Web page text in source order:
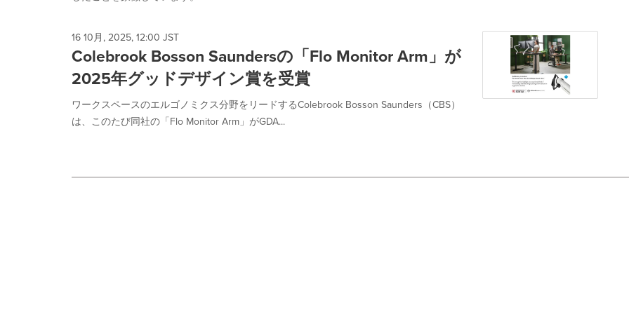
16 10月, 2025, 12:00 JST
Colebrook Bosson Saundersの「Flo Monitor Arm」が
2025年グッドデザイン賞を受賞
ワークスペースのエルゴノミクス分野をリードするColebrook Bosson Saunders（CBS）
は、このたび同社の「Flo Monitor Arm」がGDA...